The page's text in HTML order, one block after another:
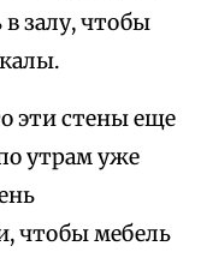
в залу, чтобы
эти стены еще
утрам уже
чтобы мебель